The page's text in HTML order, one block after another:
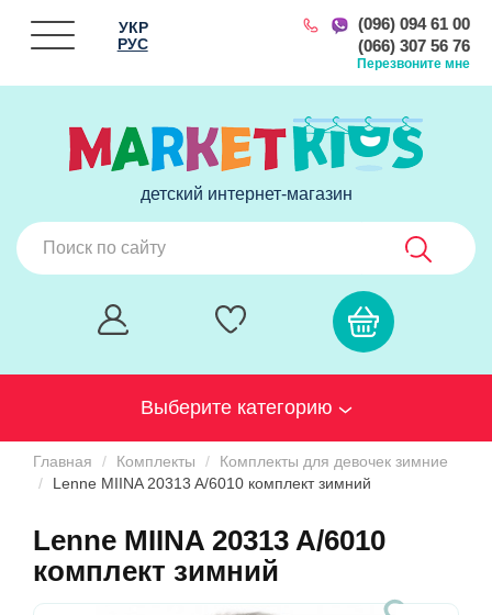
(096) 094 61 00
(066) 307 56 76
Перезвоните мне
УКР
РУС
детский интернет-магазин
Выберите категорию
Главная Комплекты
Комплекты для девочек зимние
Lenne MIINA 20313 A/6010 комплект зимний
Lenne MIINA 20313 A/6010
комплект зимний